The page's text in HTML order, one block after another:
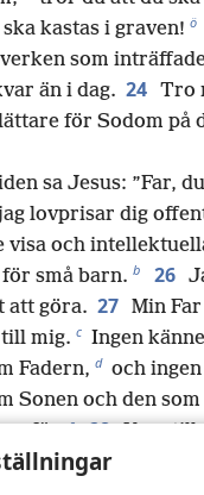
kastas i graven! ö
som
än i dag. 24 Tro
för Sodom på
sa Jesus: ”Far,
lovprisar dig
visa och
små barn. b 26
att göra. 27 Min
mig. c Ingen
Fadern, d och
Sonen och den
för. e 28 Kom till
är nedtyngda av